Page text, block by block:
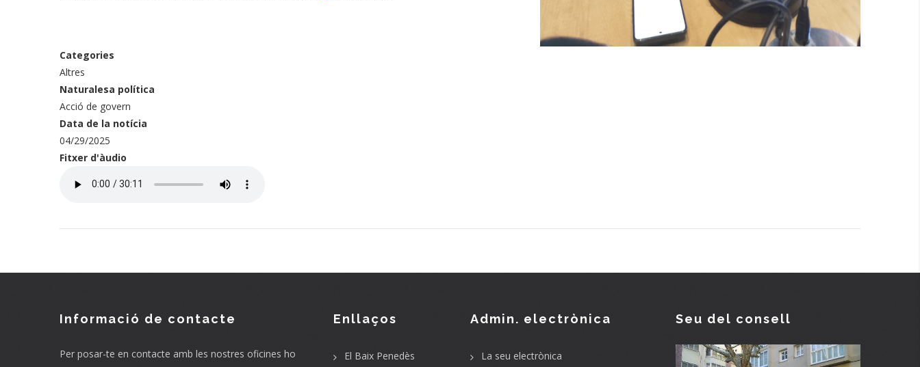
Categories
Altres
Naturalesa política
Acció de govern
Data de la notícia
04/29/2025
Fitxer d'àudio
file
Informació de contacte
Per posar-te en contacte amb les nostres oficines ho
Enllaços
El Baix Penedès
Admin. electrònica
La seu electrònica
Seu del consell